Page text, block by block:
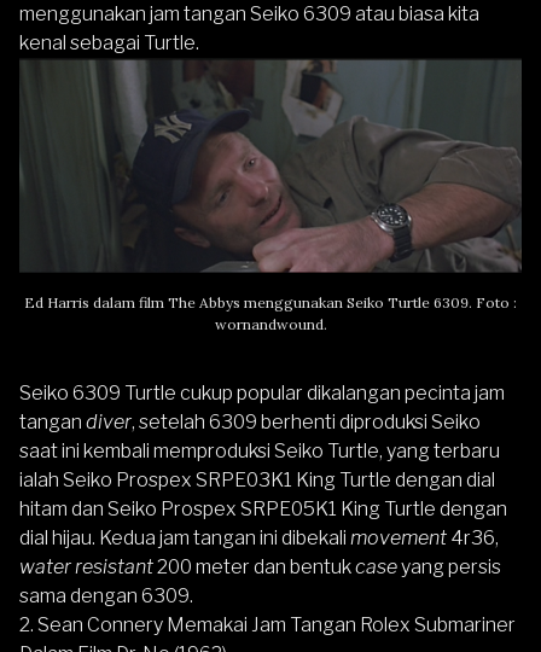
menggunakan jam tangan Seiko 6309 atau biasa kita
kenal sebagai Turtle.
Ed Harris dalam film The Abbys menggunakan Seiko Turtle 6309. Foto :
wornandwound.
Seiko 6309 Turtle cukup popular dikalangan pecinta jam
tangan diver, setelah 6309 berhenti diproduksi Seiko
saat ini kembali memproduksi Seiko Turtle, yang terbaru
ialah Seiko Prospex SRPE03K1 King Turtle dengan dial
hitam dan Seiko Prospex SRPE05K1 King Turtle dengan
dial hijau. Kedua jam tangan ini dibekali movement 4r36,
water resistant200 meter dan bentukcaseyang persis
sama dengan 6309.
2. Sean Connery Memakai Jam Tangan Rolex Submariner